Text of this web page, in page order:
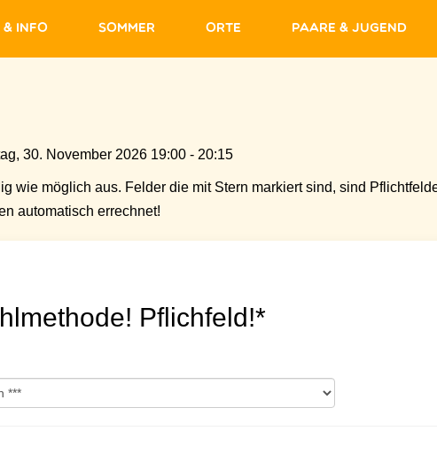
& Info Sommer Orte Paare & Jugend
30. November 2026 19:00 - 20:15
wie möglich aus. Felder die mit Stern markiert sind, sind
automatisch errechnet!
Pflichfeld!*